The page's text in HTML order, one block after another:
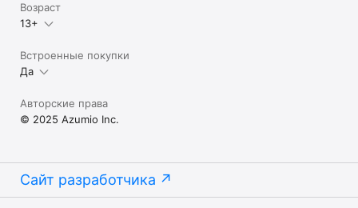
Возраст
13+
Встроенные покупки
Да
Авторские права
© 2025 Azumio Inc.
Сайт разработчика